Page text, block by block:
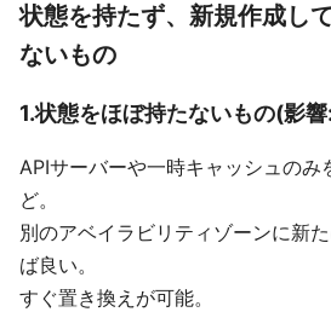
状態を持たず、新規作成し
ないもの
1.状態をほぼ持たないもの(影
APIサーバーや一時キャッシュの
ど。
別のアベイラビリティゾーンに新
ば良い。
すぐ置き換えが可能。